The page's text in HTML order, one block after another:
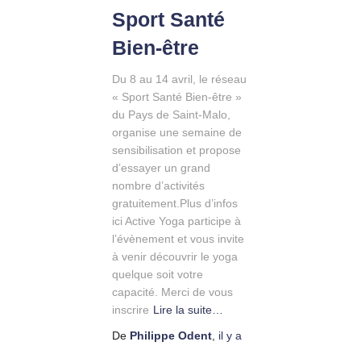
Sport Santé
Bien-être
Du 8 au 14 avril, le réseau
« Sport Santé Bien-être »
du Pays de Saint-Malo,
organise une semaine de
sensibilisation et propose
d’essayer un grand
nombre d’activités
gratuitement.Plus d’infos
ici Active Yoga participe à
l’évènement et vous invite
à venir découvrir le yoga
quelque soit votre
capacité. Merci de vous
inscrire Lire la suite…
De Philippe Odent, il y a